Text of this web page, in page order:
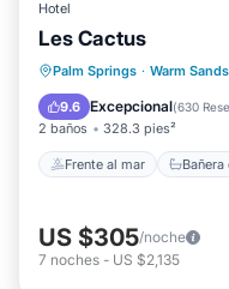
Hotel
Les Cactus
Palm Springs · Warm Sands
9.6 Excepcional(630
2 baños 328.3 pies²
Frente al mar
Frente al mar
Aparcamiento
US $305/noche
7 noches - US $2,135